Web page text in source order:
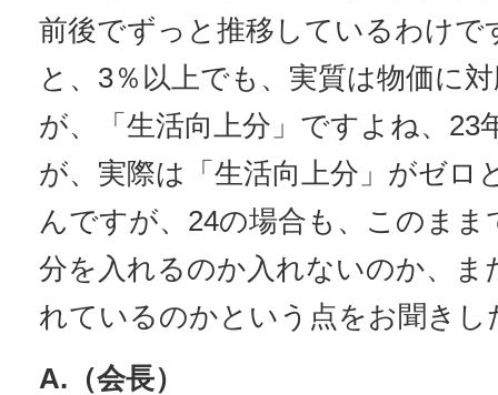
前後でずっと推移しているわけで
と、3％以上でも、実質は物価に
が、「生活向上分」ですよね、23
が、実際は「生活向上分」がゼロ
んですが、24の場合も、このまま
分を入れるのか入れないのか、ま
れているのかという点をお聞きし
A.（会長）